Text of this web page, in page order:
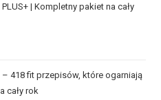
PLUS+ | Kompletny pakiet na cały
– 418 fit przepisów, które ogarniają
cały rok